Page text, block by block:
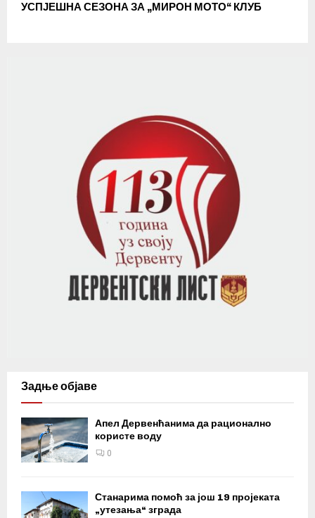
УСПЈЕШНА СЕЗОНА ЗА „МИРОН МОТО“ КЛУБ
Задње објаве
Апел Дервенћанима да рационално
користе воду
0
Станарима помоћ за још 19 пројеката
„утезања“ зграда